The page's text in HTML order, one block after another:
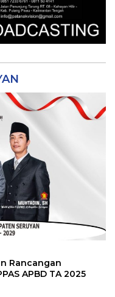
Rancangan
APBD TA 2025